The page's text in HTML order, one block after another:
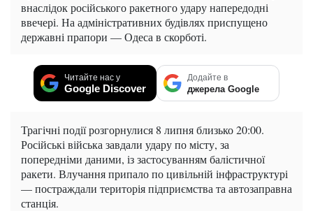
внаслідок російського ракетного удару напередодні
ввечері. На адміністративних будівлях приспущено
державні прапори — Одеса в скорботі.
Читайте нас у
Google Discover
Додайте в
джерела Google
Трагічні події розгорнулися 8 липня близько 20:00.
Російські війська завдали удару по місту, за
попередніми даними, із застосуванням балістичної
ракети. Влучання припало по цивільній інфраструктурі
— постраждали територія підприємства та автозаправна
станція.